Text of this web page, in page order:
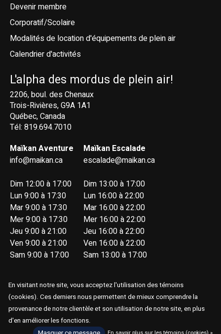
Devenir membre
Corporatif/Scolaire
Modalités de location d'équipements de plein air
Calendrier d'activités
L'alpha des mordus de plein air!
2206, boul. des Chenaux
Trois-Rivières, G9A 1A1
Québec, Canada
Tél: 819.694.7010
Maïkan Aventure
info@maikan.ca
Dim 12:00 à 17:00
Lun 9:00 à 17:30
Mar 9:00 à 17:30
Mer 9:00 à 17:30
Jeu 9:00 à 21:00
Ven 9:00 à 21:00
Sam 9:00 à 17:00
Maïkan Escalade
escalade@maikan.ca
Dim 13:00 à 17:00
Lun 16:00 à 22:00
Mar 16:00 à 22:00
Mer 16:00 à 22:00
Jeu 16:00 à 22:00
Ven 16:00 à 22:00
Sam 13:00 à 17:00
© Copyright 2026 Maïkan Aventure
En visitant notre site, vous acceptez l'utilisation des témoins
(cookies). Ces derniers nous permettent de mieux comprendre la
provenance de notre clientèle et son utilisation de notre site, en plus
d'en améliorer les fonctions.